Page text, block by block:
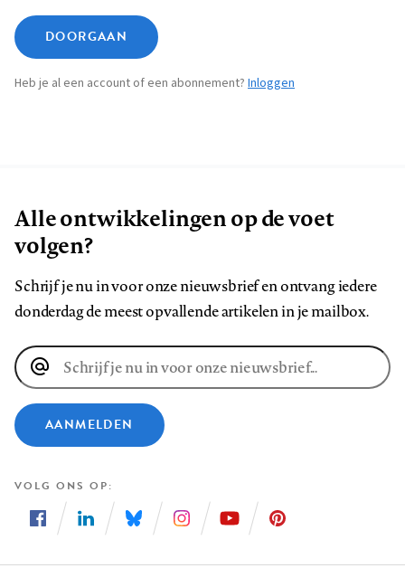
DOORGAAN
Heb je al een account of een abonnement? Inloggen
Alle ontwikkelingen op de voet
volgen?
Schrijf je nu in voor onze nieuwsbrief en ontvang iedere
donderdag de meest opvallende artikelen in je mailbox.
E-
mailadres
AANMELDEN
VOLG ONS OP
ons
ons
ons
ons
ons
ons